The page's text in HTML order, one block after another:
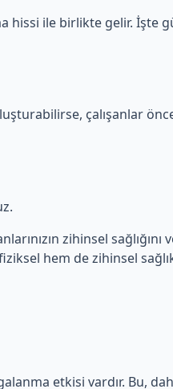
hissi ile birlikte gelir. İşte
çalışanlar
zihinsel sağlığını
hem de zihinsel
etkisi vardır. Bu,